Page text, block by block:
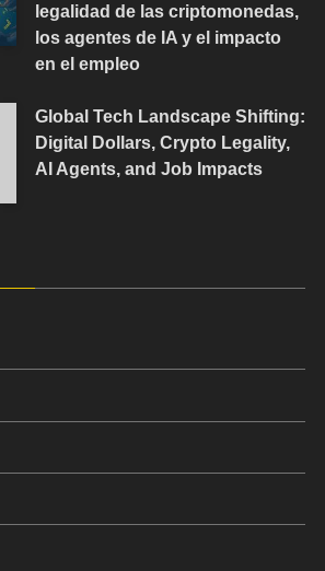
legalidad de las criptomonedas,
los agentes de IA y el impacto
en el empleo
Global Tech Landscape Shifting:
Digital Dollars, Crypto Legality,
AI Agents, and Job Impacts